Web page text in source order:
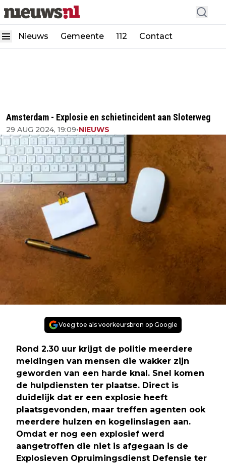
Nieuws Gemeente 112 Contact
Amsterdam - Explosie en schietincident aan Sloterweg
29 AUG 2024, 19:09•NIEUWS
Voeg toe als voorkeursbron op Google
Rond 2.30 uur krijgt de politie meerdere
meldingen van mensen die wakker zijn
geworden van een harde knal. Snel komen
de hulpdiensten ter plaatse. Direct is
duidelijk dat er een explosie heeft
plaatsgevonden, maar treffen agenten ook
meerdere hulzen en kogelinslagen aan.
Omdat er nog een explosief werd
aangetroffen die niet is afgegaan is de
Explosieven Opruimingsdienst Defensie ter